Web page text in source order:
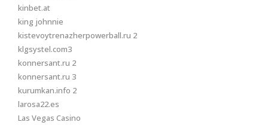
kinbet.at
king johnnie
kistevoytrenazherpowerball.ru 2
klgsystel.com3
konnersant.ru 2
konnersant.ru 3
kurumkan.info 2
larosa22.es
Las Vegas Casino